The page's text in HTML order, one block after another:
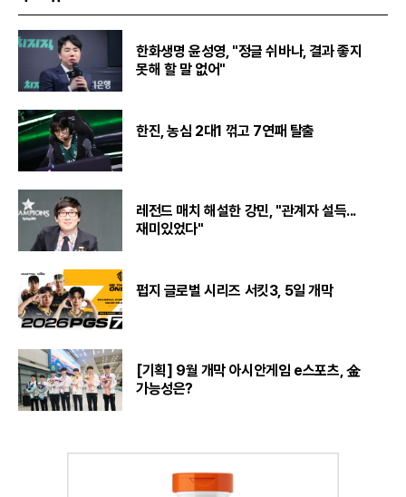
한화생명 윤성영, "정글 쉬바나, 결과 좋지
못해 할 말 없어"
한진, 농심 2대1 꺾고 7연패 탈출
레전드 매치 해설한 강민, "관계자 설득...
재미있었다"
펍지 글로벌 시리즈 서킷3, 5일 개막
[기획] 9월 개막 아시안게임 e스포츠, 金
가능성은?